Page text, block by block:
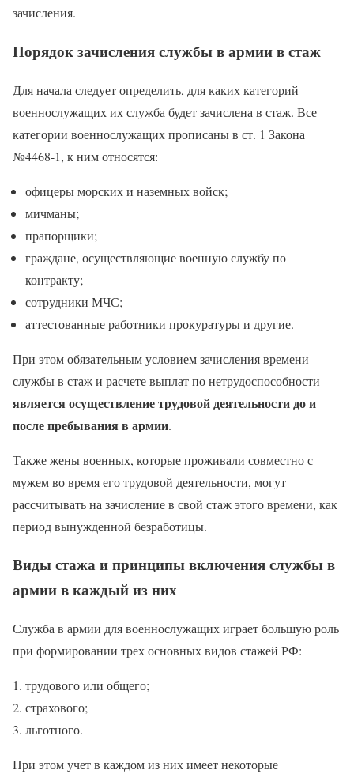
зачисления.
Порядок зачисления службы в армии в стаж
Для начала следует определить, для каких категорий
военнослужащих их служба будет зачислена в стаж. Все
категории военнослужащих прописаны в ст. 1 Закона
№4468-1, к ним относятся:
офицеры морских и наземных войск;
мичманы;
прапорщики;
граждане, осуществляющие военную службу по
контракту;
сотрудники МЧС;
аттестованные работники прокуратуры и другие.
При этом обязательным условием зачисления времени
службы в стаж и расчете выплат по нетрудоспособности
является осуществление трудовой деятельности до и
после пребывания в армии.
Также жены военных, которые проживали совместно с
мужем во время его трудовой деятельности, могут
рассчитывать на зачисление в свой стаж этого времени, как
период вынужденной безработицы.
Виды стажа и принципы включения службы в
армии в каждый из них
Служба в армии для военнослужащих играет большую роль
при формировании трех основных видов стажей РФ:
трудового или общего;
страхового;
льготного.
При этом учет в каждом из них имеет некоторые